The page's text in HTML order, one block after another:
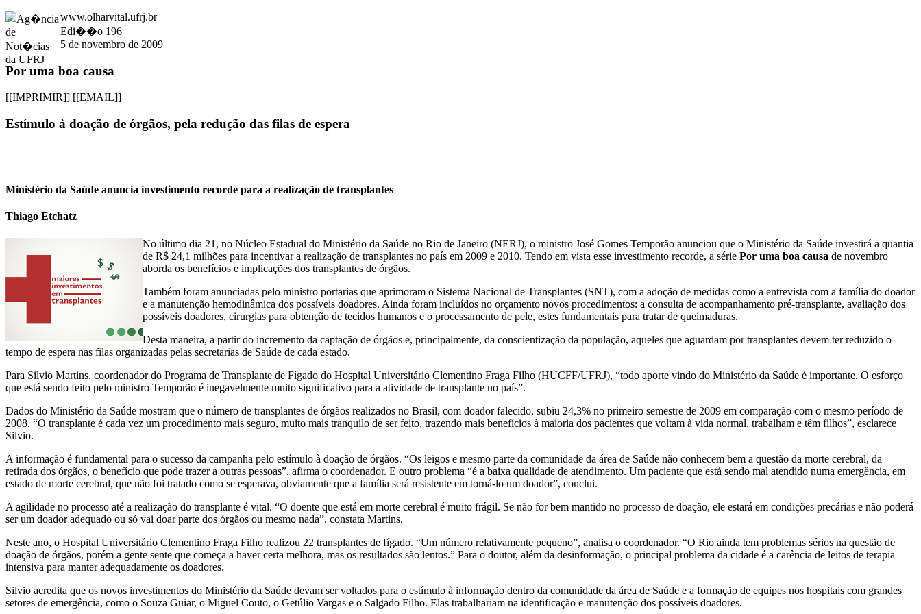
www.olharvital.ufrj.br
Edi��o 196
5 de novembro de 2009
Por uma boa causa
[[IMPRIMIR]] [[EMAIL]]
Estímulo à doação de órgãos, pela redução das filas de espera
Ministério da Saúde anuncia investimento recorde para a realização de transplantes
Thiago Etchatz
No último dia 21, no Núcleo Estadual do Ministério da Saúde no Rio de Janeiro (NERJ), o ministro José Gomes Temporão anunciou que o Ministério da Saúde investirá a quantia
de R$ 24,1 milhões para incentivar a realização de transplantes no país em 2009 e 2010. Tendo em vista esse investimento recorde, a série Por uma boa causa de novembro
aborda os benefícios e implicações dos transplantes de órgãos.
Também foram anunciadas pelo ministro portarias que aprimoram o Sistema Nacional de Transplantes (SNT), com a adoção de medidas como a entrevista com a família do doador
e a manutenção hemodinâmica dos possíveis doadores. Ainda foram incluídos no orçamento novos procedimentos: a consulta de acompanhamento pré-transplante, avaliação dos
possíveis doadores, cirurgias para obtenção de tecidos humanos e o processamento de pele, estes fundamentais para tratar de queimaduras.
Desta maneira, a partir do incremento da captação de órgãos e, principalmente, da conscientização da população, aqueles que aguardam por transplantes devem ter reduzido o
tempo de espera nas filas organizadas pelas secretarias de Saúde de cada estado.
Para Silvio Martins, coordenador do Programa de Transplante de Fígado do Hospital Universitário Clementino Fraga Filho (HUCFF/UFRJ), “todo aporte vindo do Ministério da Saúde é importante. O esforço
que está sendo feito pelo ministro Temporão é inegavelmente muito significativo para a atividade de transplante no país”.
Dados do Ministério da Saúde mostram que o número de transplantes de órgãos realizados no Brasil, com doador falecido, subiu 24,3% no primeiro semestre de 2009 em comparação com o mesmo período de
2008. “O transplante é cada vez um procedimento mais seguro, muito mais tranquilo de ser feito, trazendo mais benefícios à maioria dos pacientes que voltam à vida normal, trabalham e têm filhos”, esclarece
Silvio.
A informação é fundamental para o sucesso da campanha pelo estímulo à doação de órgãos. “Os leigos e mesmo parte da comunidade da área de Saúde não conhecem bem a questão da morte cerebral, da
retirada dos órgãos, o benefício que pode trazer a outras pessoas”, afirma o coordenador. E outro problema “é a baixa qualidade de atendimento. Um paciente que está sendo mal atendido numa emergência, em
estado de morte cerebral, que não foi tratado como se esperava, obviamente que a família será resistente em torná-lo um doador”, conclui.
A agilidade no processo até a realização do transplante é vital. “O doente que está em morte cerebral é muito frágil. Se não for bem mantido no processo de doação, ele estará em condições precárias e não poderá
ser um doador adequado ou só vai doar parte dos órgãos ou mesmo nada”, constata Martins.
Neste ano, o Hospital Universitário Clementino Fraga Filho realizou 22 transplantes de fígado. “Um número relativamente pequeno”, analisa o coordenador. “O Rio ainda tem problemas sérios na questão de
doação de órgãos, porém a gente sente que começa a haver certa melhora, mas os resultados são lentos.” Para o doutor, além da desinformação, o principal problema da cidade é a carência de leitos de terapia
intensiva para manter adequadamente os doadores.
Silvio acredita que os novos investimentos do Ministério da Saúde devam ser voltados para o estímulo à informação dentro da comunidade da área de Saúde e a formação de equipes nos hospitais com grandes
setores de emergência, como o Souza Guiar, o Miguel Couto, o Getúlio Vargas e o Salgado Filho. Elas trabalhariam na identificação e manutenção dos possíveis doadores.